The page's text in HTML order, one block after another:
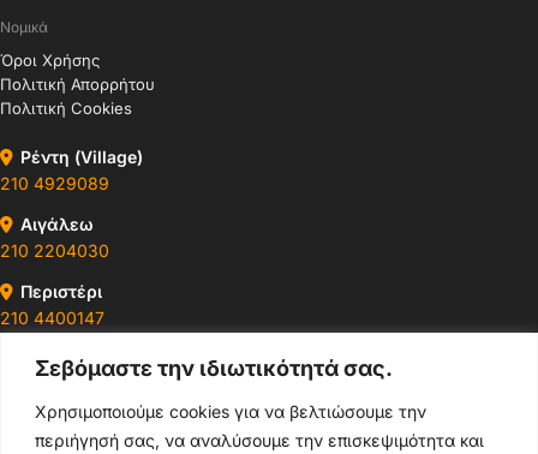
Σεβόμαστε την ιδιωτικότητά σας.
Χρησιμοποιούμε cookies για να βελτιώσουμε την
περιήγησή σας, να αναλύσουμε την επισκεψιμότητα και
Νομικά
Όροι Χρήσης
Πολιτική Απορρήτου
Πολιτική Cookies
Ρέντη (Village)
210 4929089
Αιγάλεω
210 2204030
Περιστέρι
210 4400147
Ωράρια & Διευθύνσεις →